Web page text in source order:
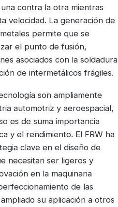
contra la otra mientras
velocidad. La generación de
permite que se
el punto de fusión,
asociados con la soldadura
de intermetálicos frágiles.
son ampliamente
automotriz y aeroespacial,
es de suma importancia
y el rendimiento. El FRW ha
clave en el diseño de
necesitan ser ligeros y
en la maquinaria
de las
su aplicación a otros